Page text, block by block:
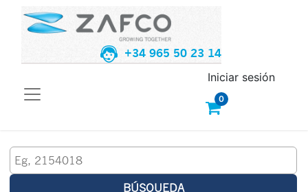
+34 965 50 23 14
0
Iniciar sesión
BÚSQUEDA